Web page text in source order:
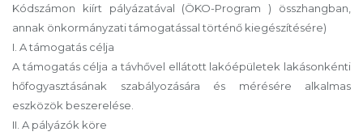
Kódszámon kiírt pályázatával (ÖKO-Program ) összhangban,
annak önkormányzati támogatással történő kiegészítésére)
I. A támogatás célja
A támogatás célja a távhővel ellátott lakóépületek lakásonkénti
hőfogyasztásának szabályozására és mérésére alkalmas
eszközök beszerelése.
II. A pályázók köre